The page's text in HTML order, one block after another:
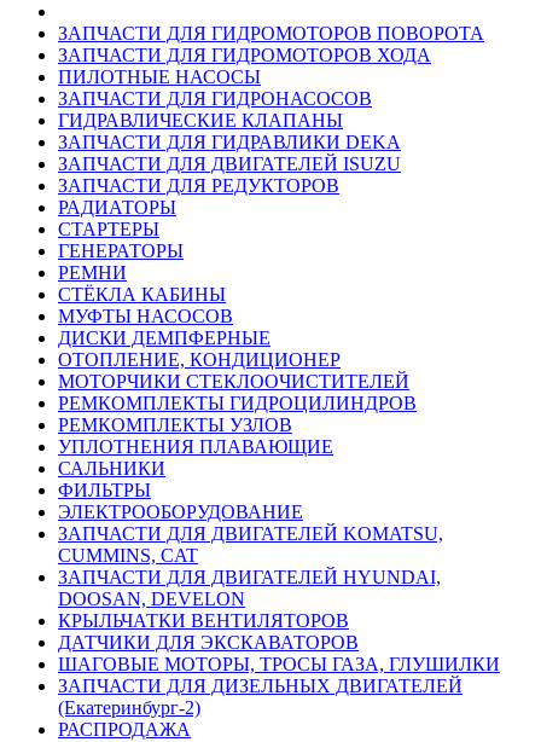
ЗАПЧАСТИ ДЛЯ ГИДРОМОТОРОВ ПОВОРОТА
ЗАПЧАСТИ ДЛЯ ГИДРОМОТОРОВ ХОДА
ПИЛОТНЫЕ НАСОСЫ
ЗАПЧАСТИ ДЛЯ ГИДРОНАСОСОВ
ГИДРАВЛИЧЕСКИЕ КЛАПАНЫ
ЗАПЧАСТИ ДЛЯ ГИДРАВЛИКИ DEKA
ЗАПЧАСТИ ДЛЯ ДВИГАТЕЛЕЙ ISUZU
ЗАПЧАСТИ ДЛЯ РЕДУКТОРОВ
РАДИАТОРЫ
СТАРТЕРЫ
ГЕНЕРАТОРЫ
РЕМНИ
СТЁКЛА КАБИНЫ
МУФТЫ НАСОСОВ
ДИСКИ ДЕМПФЕРНЫЕ
ОТОПЛЕНИЕ, КОНДИЦИОНЕР
МОТОРЧИКИ СТЕКЛООЧИСТИТЕЛЕЙ
РЕМКОМПЛЕКТЫ ГИДРОЦИЛИНДРОВ
РЕМКОМПЛЕКТЫ УЗЛОВ
УПЛОТНЕНИЯ ПЛАВАЮЩИЕ
САЛЬНИКИ
ФИЛЬТРЫ
ЭЛЕКТРООБОРУДОВАНИЕ
ЗАПЧАСТИ ДЛЯ ДВИГАТЕЛЕЙ KOMATSU,
CUMMINS, CAT
ЗАПЧАСТИ ДЛЯ ДВИГАТЕЛЕЙ HYUNDAI,
DOOSAN, DEVELON
КРЫЛЬЧАТКИ ВЕНТИЛЯТОРОВ
ДАТЧИКИ ДЛЯ ЭКСКАВАТОРОВ
ШАГОВЫЕ МОТОРЫ, ТРОСЫ ГАЗА, ГЛУШИЛКИ
ЗАПЧАСТИ ДЛЯ ДИЗЕЛЬНЫХ ДВИГАТЕЛЕЙ
(Екатеринбург-2)
РАСПРОДАЖА